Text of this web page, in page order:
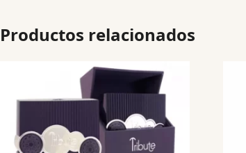
Productos relacionados